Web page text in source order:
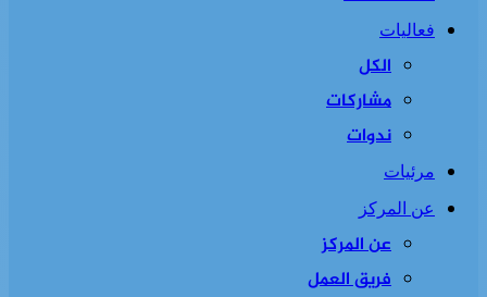
فعاليات
الكل
مشاركات
ندوات
مرئيات
عن المركز
عن المركز
فريق العمل